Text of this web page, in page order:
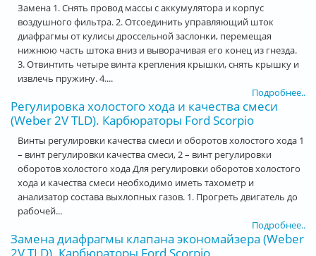
Замена 1. Снять провод массы с аккумулятора и корпус
воздушного фильтра. 2. Отсоединить управляющий шток
диафрагмы от кулисы дроссельной заслонки, перемещая
нижнюю часть штока вниз и выворачивая его конец из гнезда.
3. Отвинтить четыре винта крепления крышки, снять крышку и
извлечь пружину. 4....
Подробнее..
Регулировка холостого хода и качества смеси
(Weber 2V TLD). Карбюраторы Ford Scorpio
Винты регулировки качества смеси и оборотов холостого хода 1
– винт регулировки качества смеси, 2 – винт регулировки
оборотов холостого хода Для регулировки оборотов холостого
хода и качества смеси необходимо иметь тахометр и
анализатор состава выхлопных газов. 1. Прогреть двигатель до
рабочей...
Подробнее..
Замена диафрагмы клапана экономайзера (Weber
2V TLD). Карбюраторы Ford Scorpio